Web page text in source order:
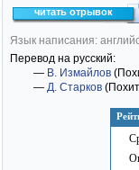
читать отрывок
Язык написания:
Перевод на русский:
— В. Измайлов
— Д. Старков